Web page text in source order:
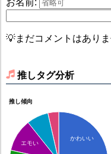
お名前:
💡まだコメントはあり
推しタグ分析
推し傾向
かわいい
エモい